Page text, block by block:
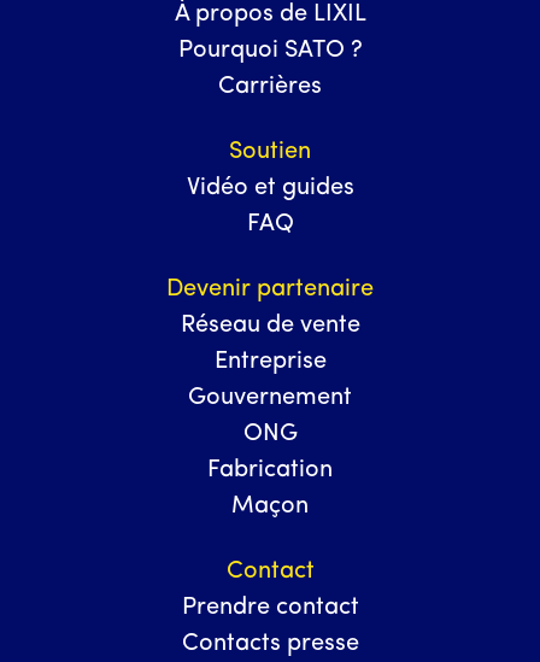
À propos de LIXIL
Pourquoi SATO ?
Carrières
Soutien
Vidéo et guides
FAQ
Devenir partenaire
Réseau de vente
Entreprise
Gouvernement
ONG
Fabrication
Maçon
Contact
Prendre contact
Contacts presse